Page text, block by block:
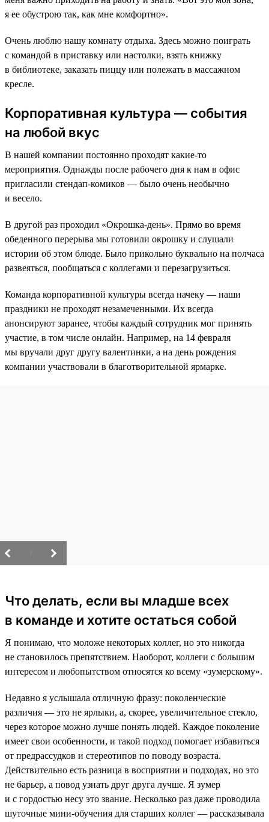
я ее обустрою так, как мне комфортно».
Очень люблю нашу комнату отдыха. Здесь можно поиграть
с командой в приставку или настолки, взять книжку
в библиотеке, заказать пиццу или полежать в массажном
кресле.
Корпоративная культура — события
на любой вкус
В нашей компании постоянно проходят какие-то
мероприятия. Однажды после рабочего дня к нам в офис
пригласили стендап-комиков — было очень необычно
и весело.
В другой раз проходил «Окрошка-день». Прямо во время
обеденного перерыва мы готовили окрошку и слушали
истории об этом блюде. Было прикольно буквально на полчаса
развеяться, пообщаться с коллегами и перезагрузиться.
Команда корпоративной культуры всегда начеку — наши
праздники не проходят незамеченными. Их всегда
анонсируют заранее, чтобы каждый сотрудник мог принять
участие, в том числе онлайн. Например, на 14 февраля
мы вручали друг другу валентинки, а на день рождения
компании участвовали в благотворительной ярмарке.
Что делать, если вы младше всех
в команде и хотите остаться собой
Я понимаю, что моложе некоторых коллег, но это никогда
не становилось препятствием. Наоборот, коллеги с большим
интересом и любопытством относятся ко всему «зумерскому».
Недавно я услышала отличную фразу: поколенческие
различия — это не ярлыки, а, скорее, увеличительное стекло,
через которое можно лучше понять людей. Каждое поколение
имеет свои особенности, и такой подход помогает избавиться
от предрассудков и стереотипов по поводу возраста.
Действительно есть разница в восприятии и подходах, но это
не барьер, а повод узнать друг друга лучше. Я зумер
и с гордостью несу это звание. Несколько раз даже проводила
шуточные мини-обучения для старших коллег — рассказывала